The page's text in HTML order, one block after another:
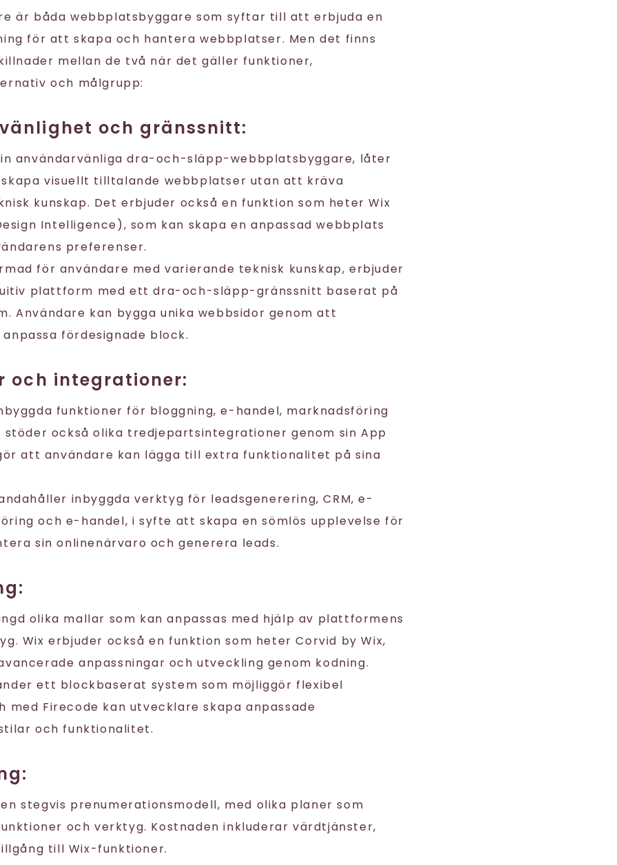
är båda webbplatsbyggare som syftar till att erbjuda en
för att skapa och hantera webbplatser. Men det finns
mellan de två när det gäller funktioner,
och målgrupp:
och gränssnitt:
användarvänliga dra-och-släpp-webbplatsbyggare, låter
skapa visuellt tilltalande webbplatser utan att kräva
kunskap. Det erbjuder också en funktion som heter Wix
Intelligence), som kan skapa en anpassad webbplats
preferenser.
för användare med varierande teknisk kunskap, erbjuder
plattform med ett dra-och-släpp-gränssnitt baserat på
Användare kan bygga unika webbsidor genom att
fördesignade block.
och integrationer:
funktioner för bloggning, e-handel, marknadsföring
stöder också olika tredjepartsintegrationer genom sin App
att användare kan lägga till extra funktionalitet på sina
inbyggda verktyg för leadsgenerering, CRM, e-
och e-handel, i syfte att skapa en sömlös upplevelse för
sin onlinenärvaro och generera leads.
olika mallar som kan anpassas med hjälp av plattformens
Wix erbjuder också en funktion som heter Corvid by Wix,
anpassningar och utveckling genom kodning.
ett blockbaserat system som möjliggör flexibel
med Firecode kan utvecklare skapa anpassade
och funktionalitet.
stegvis prenumerationsmodell, med olika planer som
och verktyg. Kostnaden inkluderar värdtjänster,
till Wix-funktioner.